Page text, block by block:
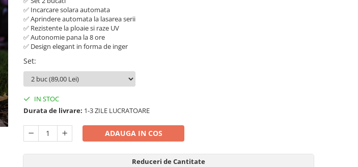
✅ Incarcare solara automata
✅ Aprindere automata la lasarea serii
✅ Rezistente la ploaie si raze UV
✅ Autonomie pana la 8 ore
✅ Design elegant in forma de inger
Set:
IN STOC
Durata de livrare: 1-3 ZILE LUCRATOARE
ADAUGA IN COS
Reduceri de Cantitate